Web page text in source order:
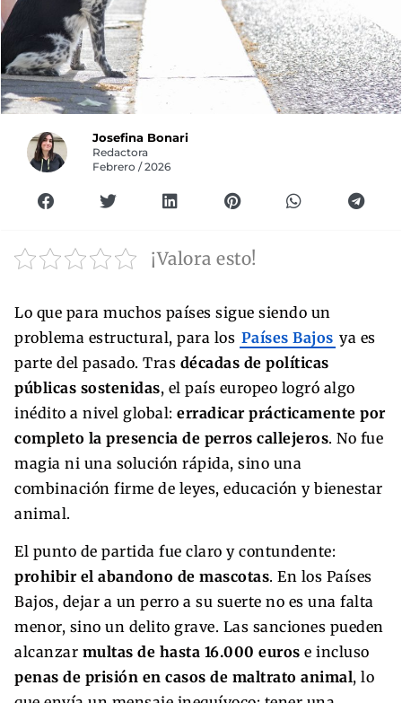
Josefina Bonari
Redactora
Febrero / 2026
¡Valora esto!
Lo que para muchos países sigue siendo un
problema estructural, para los Países Bajos ya es
parte del pasado. Tras décadas de políticas
públicas sostenidas, el país europeo logró algo
inédito a nivel global: erradicar prácticamente por
completo la presencia de perros callejeros. No fue
magia ni una solución rápida, sino una
combinación firme de leyes, educación y bienestar
animal.
El punto de partida fue claro y contundente:
prohibir el abandono de mascotas. En los Países
Bajos, dejar a un perro a su suerte no es una falta
menor, sino un delito grave. Las sanciones pueden
alcanzar multas de hasta 16.000 euros e incluso
penas de prisión en casos de maltrato animal, lo